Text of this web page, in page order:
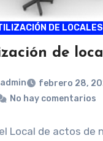
DE LOCALES
de
admin
febrero 28,
No hay comentarios
Local de actos de